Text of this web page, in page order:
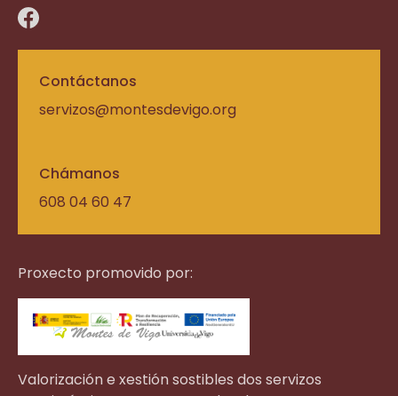
Contáctanos
servizos@montesdevigo.org
Chámanos
608 04 60 47
Proxecto promovido por:
Valorización e xestión sostibles dos servizos